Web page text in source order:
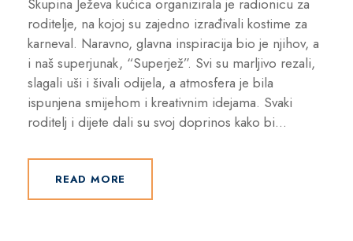
Skupina Ježeva kućica organizirala je radionicu za
roditelje, na kojoj su zajedno izrađivali kostime za
karneval. Naravno, glavna inspiracija bio je njihov, a
i naš superjunak, “Superjež”. Svi su marljivo rezali,
slagali uši i šivali odijela, a atmosfera je bila
ispunjena smijehom i kreativnim idejama. Svaki
roditelj i dijete dali su svoj doprinos kako bi...
READ MORE